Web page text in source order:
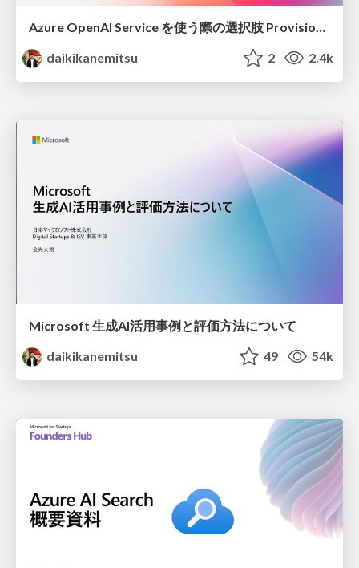
Azure OpenAI Service を使う際の選択肢 Provisioned について 20250527 update
daikikanemitsu
2 2.4k
Microsoft 生成AI活用事例と評価方法について
daikikanemitsu
49 54k